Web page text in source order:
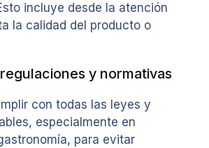
incluye desde la atención
la calidad del producto o
y normativas
con todas las leyes y
especialmente en
para evitar